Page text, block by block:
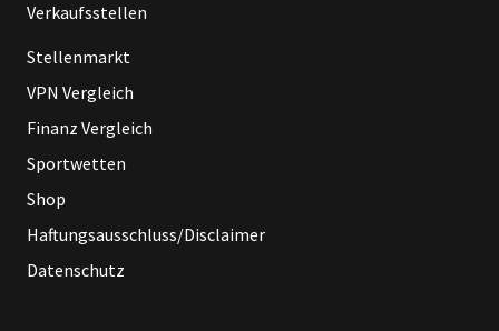
Verkaufsstellen
Stellenmarkt
VPN Vergleich
Finanz Vergleich
Sportwetten
Shop
Haftungsausschluss/Disclaimer
Datenschutz